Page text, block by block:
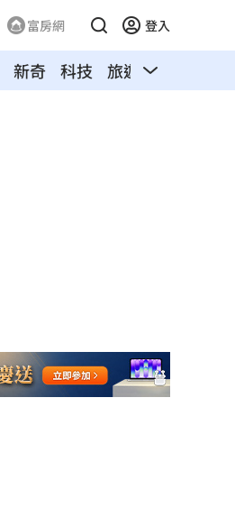
富房網 登入
新奇 科技 旅遊 汽車